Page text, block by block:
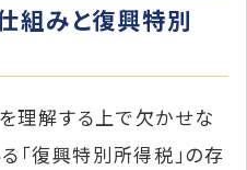
組みと復興特別
理解する上で欠かせな
「復興特別所得税」の存